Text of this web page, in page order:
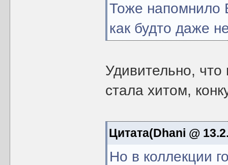
Тоже напомнило
как будто даже
Удивительно,
стала хитом,
Цитата(Dhani @
Но в коллекции